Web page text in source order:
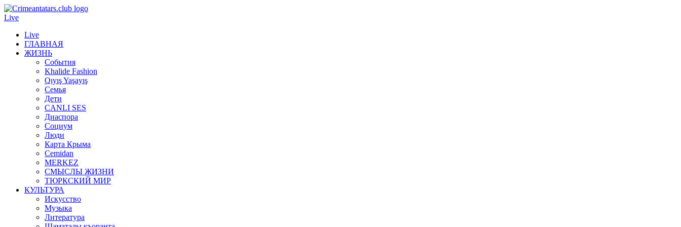
Live
Live
ГЛАВНАЯ
ЖИЗНЬ
События
Khalide Fashion
Qıyış Yaşayış
Семья
Дети
CANLI SES
Диаспора
Социум
Люди
Карта Крыма
Cemidan
МERKEZ
СМЫСЛЫ ЖИЗНИ
ТЮРКСКИЙ МИР
КУЛЬТУРА
Искусство
Музыка
Литература